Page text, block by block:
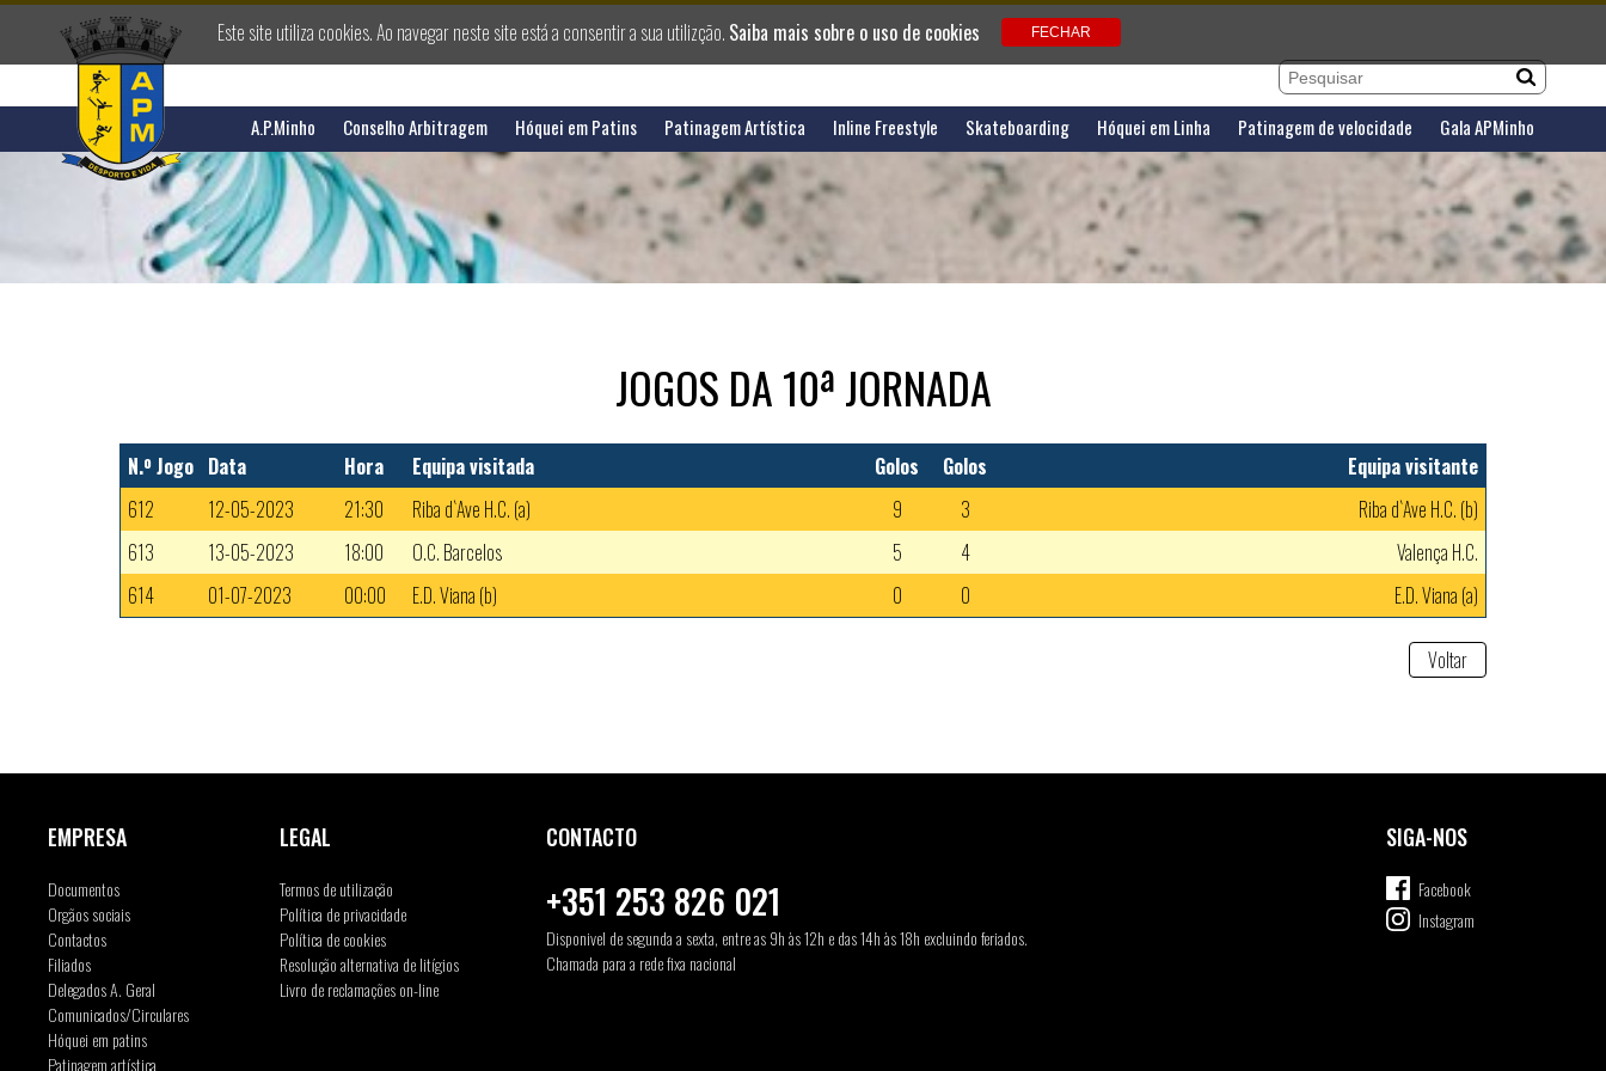
A.P.Minho Conselho Arbitragem Hóquei em Patins Patinagem Artística Inline Freestyle Skateboarding Hóquei em Linha Patinagem de velocidade Gala APMinho
JOGOS DA 10ª JORNADA
N.º Jogo Data Hora Equipa visitada Golos Golos
Equipa visitante
612
12-05-2023 21:30 Riba d`Ave H.C. (a) 9 3
Riba d`Ave H.C. (b)
613
13-05-2023 18:00 O.C. Barcelos 5 4
Valença H.C.
614
01-07-2023 00:00 E.D. Viana (b) 0 0 E.D. Viana (a)
Voltar
EMPRESA
Documentos
Orgãos sociais
Contactos
Filiados
Delegados A. Geral
Comunicados/Circulares
Hóquei em patins
Patinagem artística
LEGAL
Termos de utilização
Política de privacidade
Política de cookies
Resolução alternativa de litígios
Livro de reclamações on-line
CONTACTO
+351 253 826 021
Disponivel de segunda a sexta, entre as 9h às 12h e das 14h às 18h excluindo feriados.
Chamada para a rede fixa nacional
SIGA-NOS
Facebook
Instagram
Este site utiliza cookies. Ao navegar neste site está a consentir a sua utilizção. Saiba mais sobre o uso de cookies